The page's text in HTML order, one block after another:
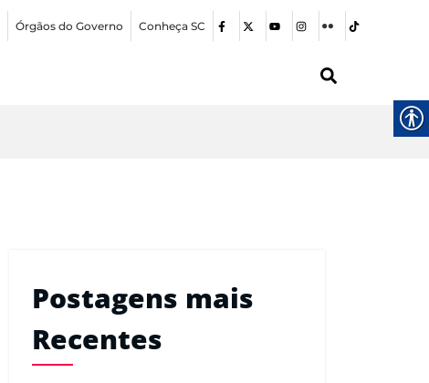
Órgãos do Governo Conheça SC
Postagens mais
Recentes